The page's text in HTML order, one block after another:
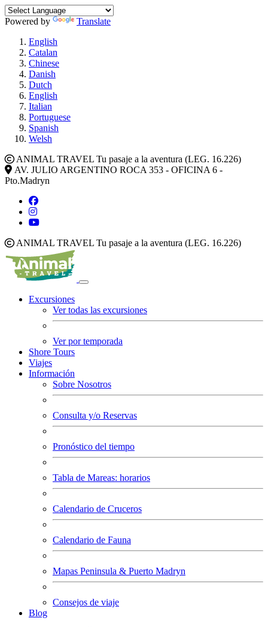
Powered by
Translate
English
Catalan
Chinese
Danish
Dutch
English
Italian
Portuguese
Spanish
Welsh
ANIMAL TRAVEL Tu pasaje a la aventura (LEG. 16.226)
AV. JULIO ARGENTINO ROCA 353 - OFICINA 6 -
Pto.Madryn
ANIMAL TRAVEL Tu pasaje a la aventura (LEG. 16.226)
Excursiones
Ver todas las excursiones
Ver por temporada
Shore Tours
Viajes
Información
Sobre Nosotros
Consulta y/o Reservas
Pronóstico del tiempo
Tabla de Mareas: horarios
Calendario de Cruceros
Calendario de Fauna
Mapas Peninsula & Puerto Madryn
Consejos de viaje
Blog